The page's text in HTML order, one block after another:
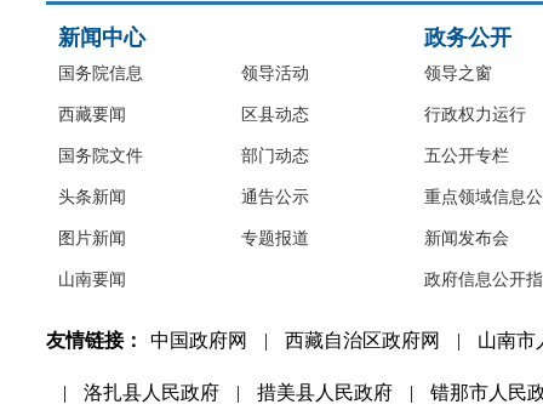
新闻中心
国务院信息
西藏要闻
国务院文件
头条新闻
图片新闻
山南要闻
领导活动
区县动态
部门动态
通告公示
专题报道
政务公开
领导之窗
行政权力运行
五公开专栏
重点领域信息
新闻发布会
政府信息公开
友情链接： 中国政府网 | 西藏自治区政府网 | 山南市
| 洛扎县人民政府 | 措美县人民政府 | 错那市人民